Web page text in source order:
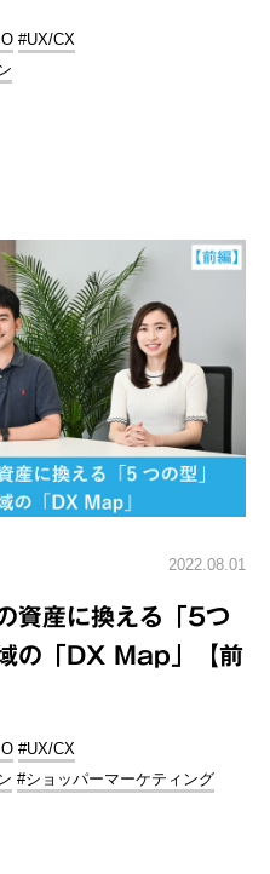
#UX/CX
2022.08.01
資産に換える「5つ
の「DX Map」【前
#UX/CX
#ショッパーマーケティング